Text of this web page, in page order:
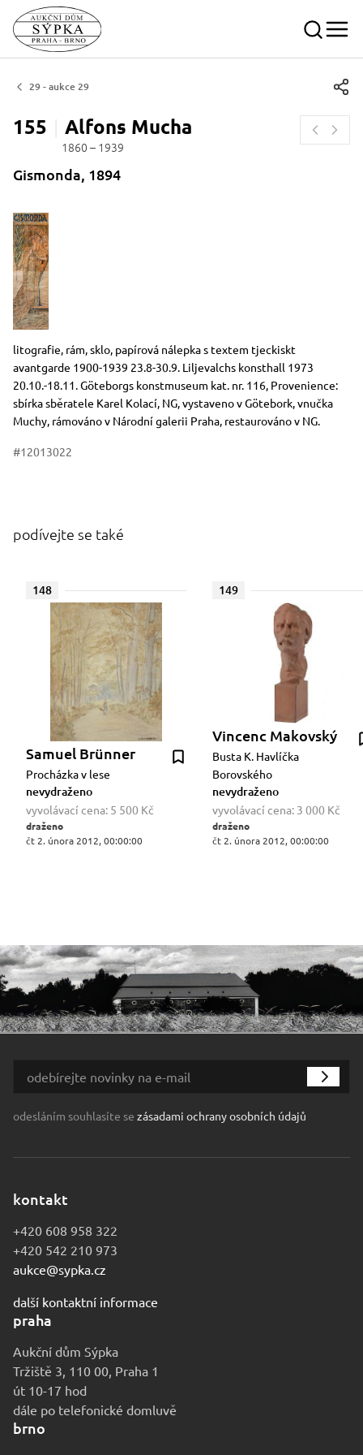
29 - aukce 29
155 Alfons Mucha
1860 – 1939
Gismonda, 1894
Rozměry
Stručný popis předmětu
litografie, rám, sklo, papírová nálepka s textem tjeckiskt
avantgarde 1900-1939 23.8-30.9. Liljevalchs konsthall 1973
20.10.-18.11. Göteborgs konstmuseum kat. nr. 116, Provenience:
sbírka sběratele Karel Kolací, NG, vystaveno v Götebork, vnučka
Muchy, rámováno v Národní galerii Praha, restaurováno v NG.
#12013022
podívejte se také
148
Samuel Brünner
Procházka v lese
nevydraženo
vyvolávací cena: 5 500 Kč
draženo
čt 2. února 2012, 00:00:00
149
Vincenc Makovský
Busta K. Havlíčka
Borovského
nevydraženo
vyvolávací cena: 3 000 Kč
draženo
čt 2. února 2012, 00:00:00
odesláním souhlasíte se zásadami ochrany osobních údajů
kontakt
+420 608 958 322
+420 542 210 973
aukce@sypka.cz
další kontaktní informace
praha
Aukční dům Sýpka
Tržiště 3, 110 00, Praha 1
út 10-17 hod
dále po telefonické domluvě
brno